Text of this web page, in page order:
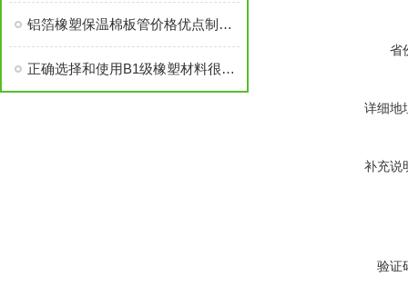
铝箔橡塑保温棉板管价格优点制作工艺
正确选择和使用B1级橡塑材料很重要
省
详细地
补充说
验证